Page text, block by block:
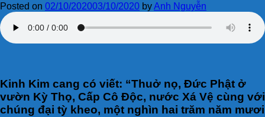
Posted on 02/10/202003/10/2020 byAnh Nguyễn
Kinh Kim cang có viết: “Thuở nọ, Đức Phật ở
vườn Kỳ Thọ, Cấp Cô Độc, nước Xá Vệ cùng với
chúng đại tỳ kheo, một nghìn hai trăm năm mươi